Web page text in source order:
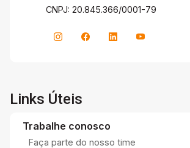
CNPJ: 20.845.366/0001-79
Links Úteis
Trabalhe conosco
Faça parte do nosso time